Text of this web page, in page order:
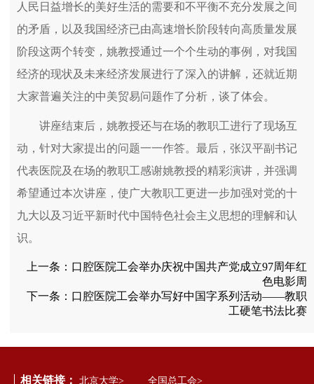
人民日益增长的美好生活的需要和不平衡不充分发展之间
的矛盾，以及我国经济已由高速增长阶段转向高质量发展
阶段这两个转变，姚教授通过一个个生动的事例，对我国
经济的现状及未来经济发展进行了深入的讲解，还就近期
大家普遍关注的中美贸易问题作了分析，谈了体会。
讲座结束后，姚教授还与在场的教职工进行了现场互
动，针对大家提出的问题一一作答。最后，张汉平副书记
代表医院及在场的教职工感谢姚教授的精彩演讲，并强调
希望通过本次讲座，使广大教职工更进一步加强对党的十
九大以及习近平新时代中国特色社会主义思想的理解和认
识。
上一条： 口腔医院工会举办庆祝中国共产党成立97周年红
色电影周
下一条： 口腔医院工会举办写好中国字系列活动――教职
工硬笔书法比赛
相关链接： 北京大学> 全国总工会>